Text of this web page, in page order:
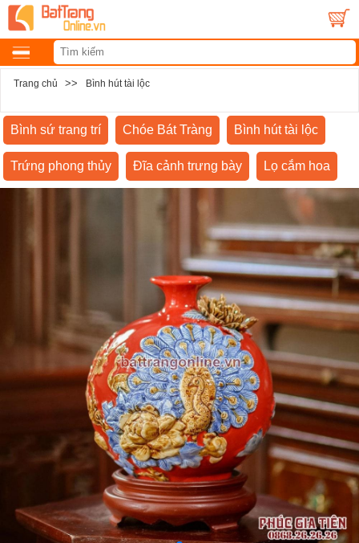
Trang chủ >> Bình hút tài lộc
Bình sứ trang trí Chóe Bát Tràng Bình hút tài lộc
Trứng phong thủy Đĩa cảnh trưng bày Lọ cắm hoa